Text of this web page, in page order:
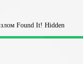
Found It! Hidden